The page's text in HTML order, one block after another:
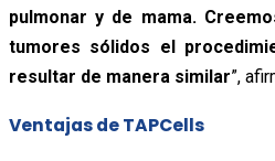
pulmonar y de mama.
tumores sólidos el
resultar de manera similar”,
Ventajas de TAPCells